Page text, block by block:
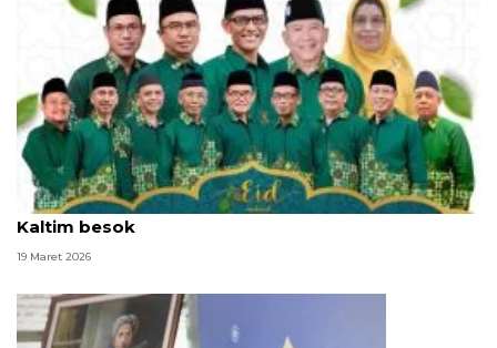
Muhammadiyah siapkan 76 lokasi Shalat Id di
Kaltim besok
19 Maret 2026